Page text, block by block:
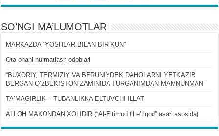
SOʻNGI MA’LUMOTLAR
MARKAZDA “YOSHLAR BILAN BIR KUN”
Ota-onani hurmatlash odoblari
“BUXORIY, TERMIZIY VA BERUNIYDEK DAHOLARNI YETKAZIB
BERGAN OʻZBEKISTON ZAMINIDA TURGANIMDAN MAMNUNMAN”
TAʼMAGIRLIK – TUBANLIKKA ELTUVCHI ILLAT
ALLOH MAKONDAN XOLIDIR (“Al-Eʼtimod fil eʼtiqod” asari asosida)